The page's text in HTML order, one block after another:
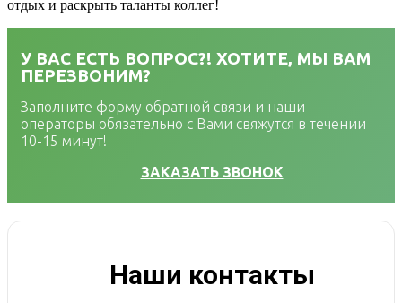
отдых и раскрыть таланты коллег!
У ВАС ЕСТЬ ВОПРОС?! ХОТИТЕ, МЫ ВАМ
ПЕРЕЗВОНИМ?
Заполните форму обратной связи и наши
операторы обязательно с Вами свяжутся в течении
10-15 минут!
ЗАКАЗАТЬ ЗВОНОК
Наши контакты